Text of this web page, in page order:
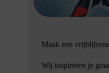
Maak een
Wij inspireren je